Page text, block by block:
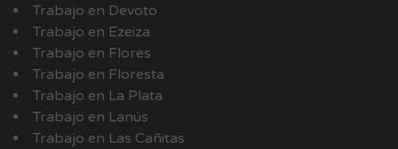
Trabajo en Devoto
Trabajo en Ezeiza
Trabajo en Flores
Trabajo en Floresta
Trabajo en La Plata
Trabajo en Lanús
Trabajo en Las Cañitas